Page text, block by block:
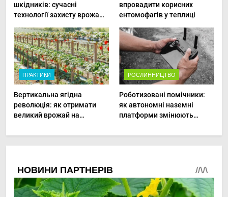
шкідників: сучасні
технології захисту врожаю
впровадити корисних
ентомофагів у теплиці
ПРАКТИКИ
Вертикальна ягідна
революція: як отримати
великий врожай на
РОСЛИННИЦТВО
Роботизовані помічники:
як автономні наземні
платформи змінюють
овочами